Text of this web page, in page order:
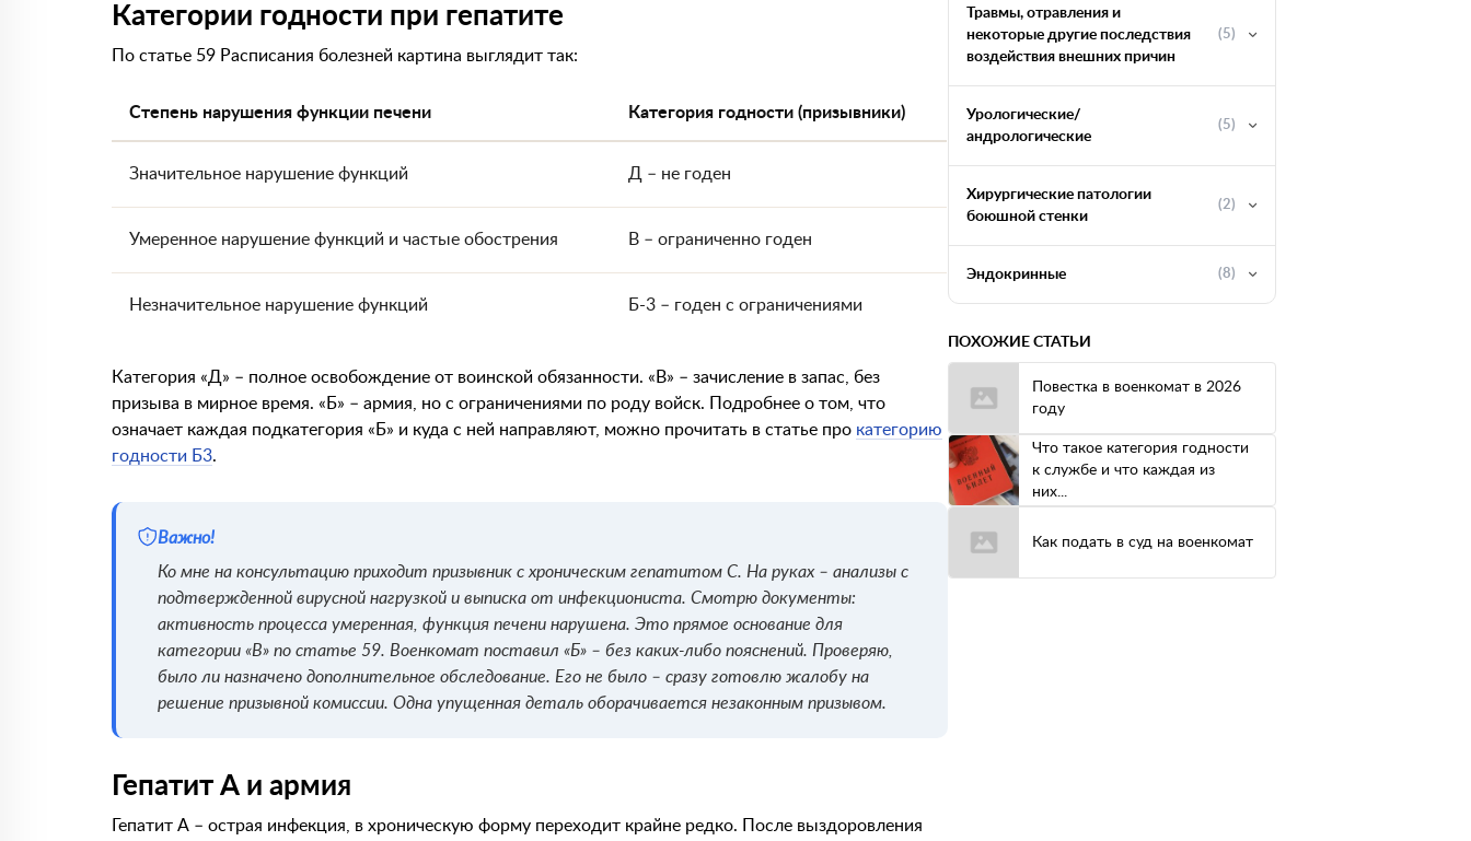
Категории годности при гепатите
По статье 59 Расписания болезней картина выглядит так:
Степень нарушения функции печени Категория годности (призывники)
Значительное нарушение функций Д – не годен
Умеренное нарушение функций и частые обострения В – ограниченно годен
Незначительное нарушение функций Б-3 – годен с ограничениями
Категория «Д» – полное освобождение от воинской обязанности. «В» – зачисление в запас, без
призыва в мирное время. «Б» – армия, но с ограничениями по роду войск. Подробнее о том, что
означает каждая подкатегория «Б» и куда с ней направляют, можно прочитать в статье про категорию
годности Б3.
Важно!
Ко мне на консультацию приходит призывник с хроническим гепатитом С. На руках – анализы с
подтвержденной вирусной нагрузкой и выписка от инфекциониста. Смотрю документы:
активность процесса умеренная, функция печени нарушена. Это прямое основание для
категории «В» по статье 59. Военкомат поставил «Б» – без каких-либо пояснений. Проверяю,
было ли назначено дополнительное обследование. Его не было – сразу готовлю жалобу на
решение призывной комиссии. Одна упущенная деталь оборачивается незаконным призывом.
Гепатит А и армия
Гепатит А – острая инфекция, в хроническую форму переходит крайне редко. После выздоровления
Травмы, отравления и
некоторые другие последствия
воздействия внешних причин
(5)
Урологические/
андрологические
(5)
Хирургические патологии
боюшной стенки
(2)
Эндокринные (8)
ПОХОЖИЕ СТАТЬИ
Повестка в военкомат в 2026
году
Что такое категория годности
к службе и что каждая из
них...
Как подать в суд на военкомат